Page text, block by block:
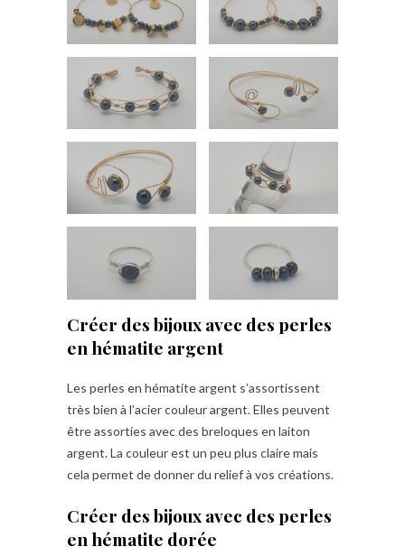
Créer des bijoux avec des perles
en hématite argent
Les perles en hématite argent s’assortissent
très bien à l’acier couleur argent. Elles peuvent
être assorties avec des breloques en laiton
argent. La couleur est un peu plus claire mais
cela permet de donner du relief à vos créations.
Créer des bijoux avec des perles
en hématite dorée